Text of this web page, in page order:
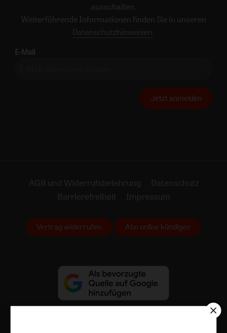
ausschalten.
Weiterführende Informationen finden Sie in unseren
Datenschutzhinweisen .
E-Mail
Jetzt anmelden
AGB und Widerrufsbelehrung
Datenschutz
Barrierefreiheit
Impressum
Vertrag widerrufen Abo online kündigen